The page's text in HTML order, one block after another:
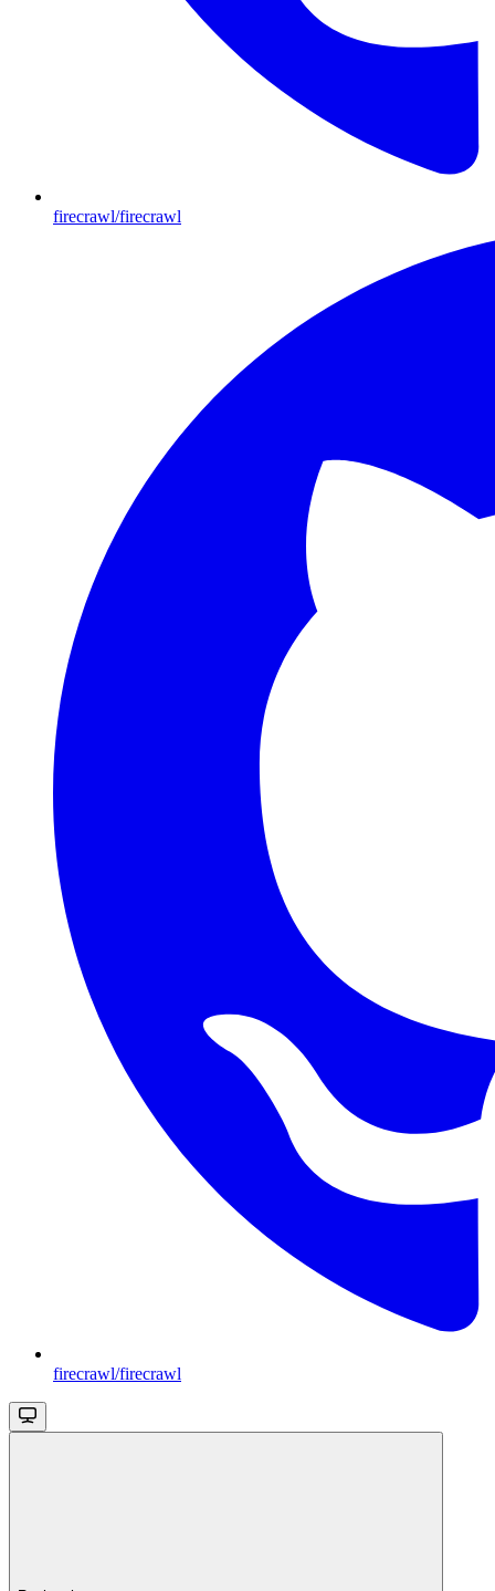
firecrawl/firecrawl
firecrawl/firecrawl